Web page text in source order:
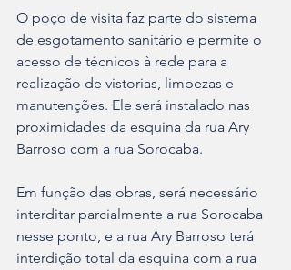
O poço de visita faz parte do sistema
de esgotamento sanitário e permite o
acesso de técnicos à rede para a
realização de vistorias, limpezas e
manutenções. Ele será instalado nas
proximidades da esquina da rua Ary
Barroso com a rua Sorocaba.
Em função das obras, será necessário
interditar parcialmente a rua Sorocaba
nesse ponto, e a rua Ary Barroso terá
interdição total da esquina com a rua